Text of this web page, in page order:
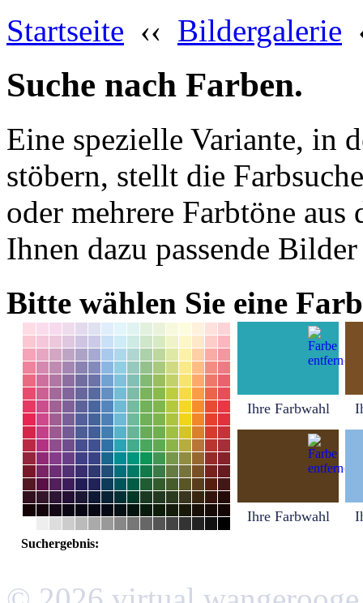
Startseite ‹‹ Bildergalerie
Suche nach Farben.
Eine spezielle Variante, in
stöbern, stellt die
oder mehrere Farbtöne
Ihnen dazu passende
Bitte wählen Sie eine
Ihre Farbwahl
Ihre Farbwahl
Suchergebnis: